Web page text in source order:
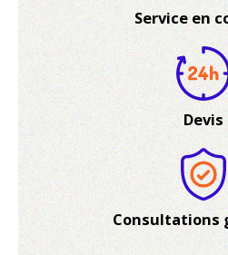
Service en
Devis
Consultations